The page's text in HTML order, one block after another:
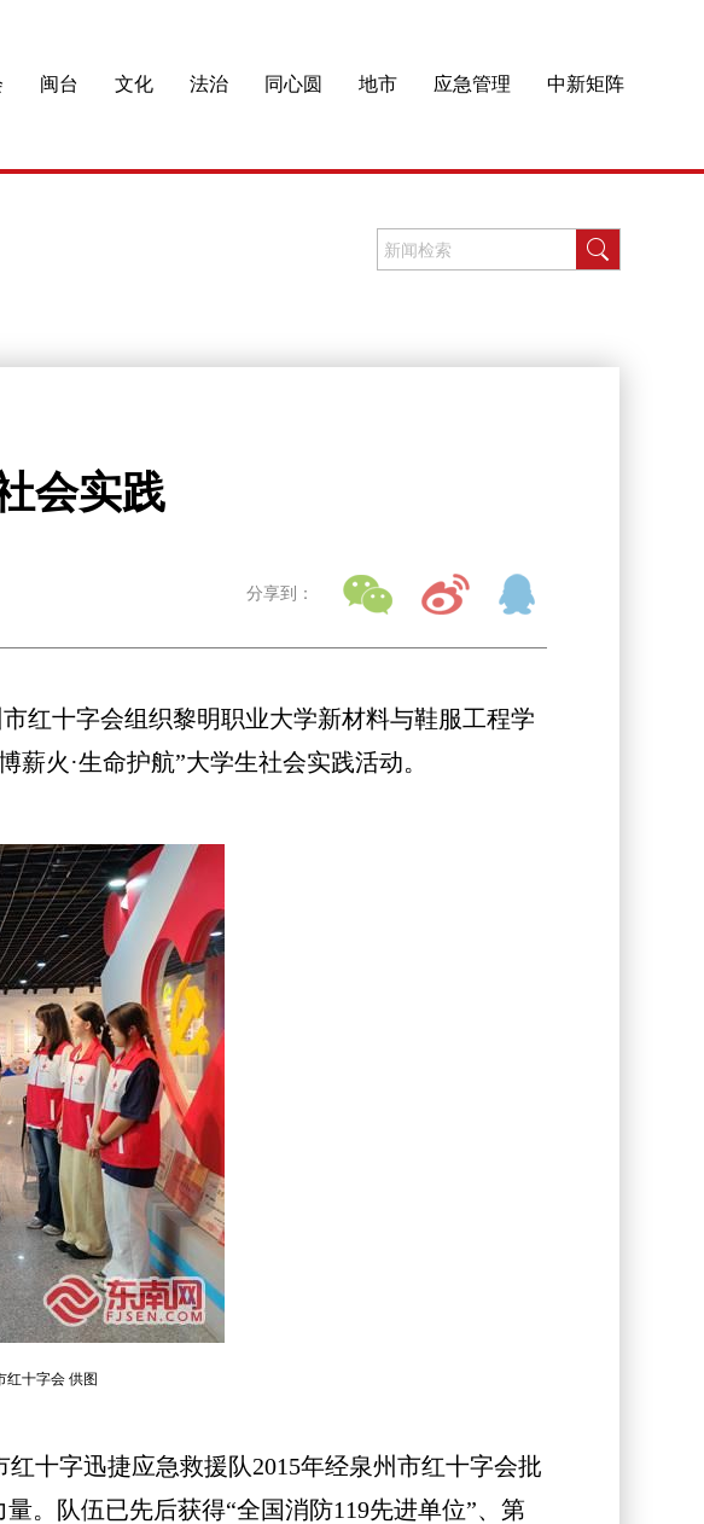
闽台 文化 法治 同心圆 地市 应急管理 中新矩阵
会实践
分享到：
十字会组织黎明职业大学新材料与鞋服工程学
火·生命护航”大学生社会实践活动。
红十字会 供图
字迅捷应急救援队2015年经泉州市红十字会批
。队伍已先后获得“全国消防119先进单位”、第